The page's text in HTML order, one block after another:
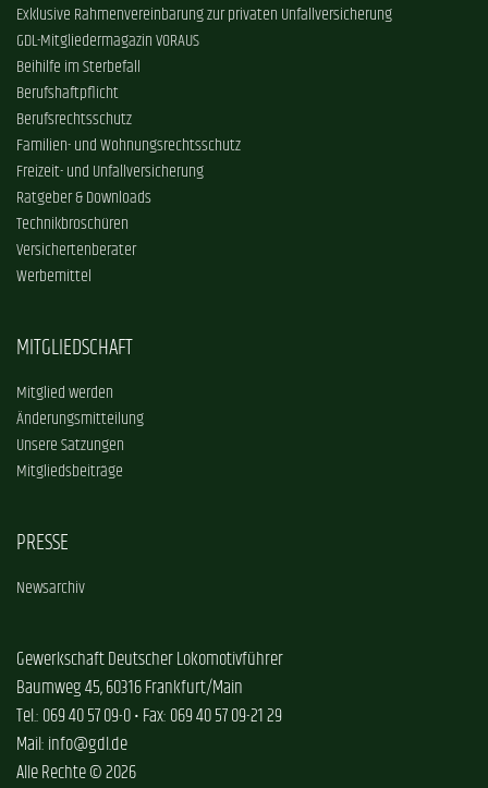
Exklusive Rahmenvereinbarung zur privaten Unfallversicherung
GDL-Mitgliedermagazin VORAUS
Beihilfe im Sterbefall
Berufshaftpflicht
Berufsrechtsschutz
Familien- und Wohnungsrechtsschutz
Freizeit- und Unfallversicherung
Ratgeber & Downloads
Technikbroschüren
Versichertenberater
Werbemittel
MITGLIEDSCHAFT
Mitglied werden
Änderungsmitteilung
Unsere Satzungen
Mitgliedsbeiträge
PRESSE
Newsarchiv
Gewerkschaft Deutscher Lokomotivführer
Baumweg 45, 60316 Frankfurt/Main
Tel.: 069 40 57 09-0 • Fax: 069 40 57 09-21 29
Mail: info@gdl.de
Alle Rechte © 2026